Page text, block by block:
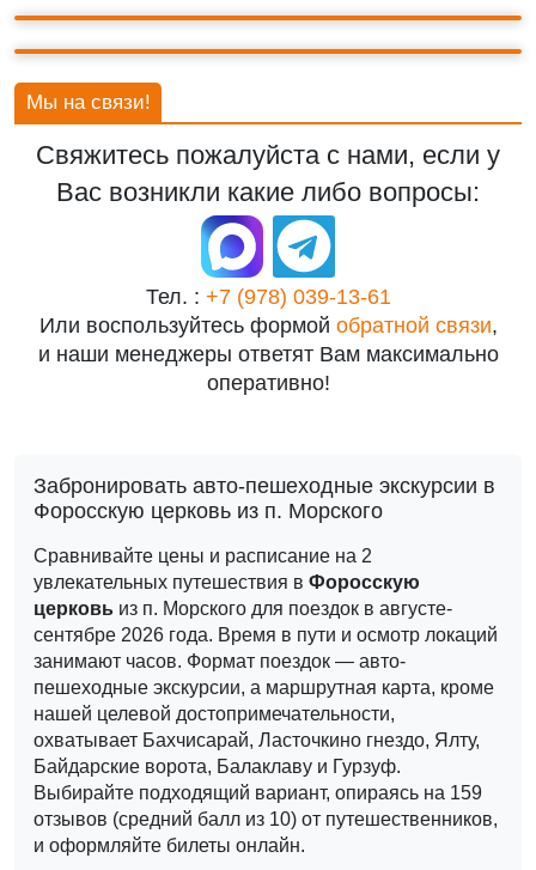
ГУРЗУФ
Мы на связи!
Свяжитесь пожалуйста с нами, если у
Вас возникли какие либо вопросы:
Тел. : +7 (978) 039-13-61
Или воспользуйтесь формой обратной связи,
и наши менеджеры ответят Вам максимально
оперативно!
Забронировать авто-пешеходные экскурсии в
Форосскую церковь из п. Морского
Сравнивайте цены и расписание на 2
увлекательных путешествия в Форосскую
церковь из п. Морского для поездок в августе-
сентябре 2026 года. Время в пути и осмотр локаций
занимают часов. Формат поездок — авто-
пешеходные экскурсии, а маршрутная карта, кроме
нашей целевой достопримечательности,
охватывает Бахчисарай, Ласточкино гнездо, Ялту,
Байдарские ворота, Балаклаву и Гурзуф.
Выбирайте подходящий вариант, опираясь на 159
отзывов (средний балл из 10) от путешественников,
и оформляйте билеты онлайн.